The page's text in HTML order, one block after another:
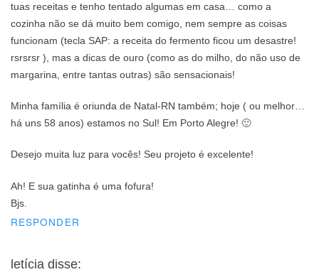
tuas receitas e tenho tentado algumas em casa… como a
cozinha não se dá muito bem comigo, nem sempre as coisas
funcionam (tecla SAP: a receita do fermento ficou um desastre!
rsrsrsr ), mas a dicas de ouro (como as do milho, do não uso de
margarina, entre tantas outras) são sensacionais!
Minha família é oriunda de Natal-RN também; hoje ( ou melhor…
há uns 58 anos) estamos no Sul! Em Porto Alegre! 🙂
Desejo muita luz para vocês! Seu projeto é excelente!
Ah! E sua gatinha é uma fofura!
Bjs.
RESPONDER
letícia disse: